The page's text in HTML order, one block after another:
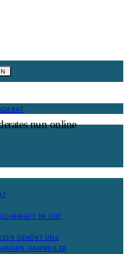
IM ORT
GEHÖRT UNS
HANWEILER
nun online